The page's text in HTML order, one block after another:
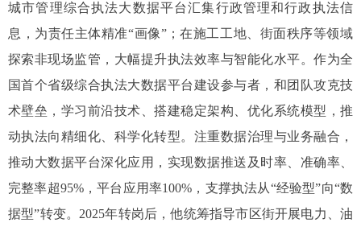
城市管理综合执法大数据平台汇集行政管理和行政执法信
息，为责任主体精准“画像”；在施工工地、街面秩序等领域
探索非现场监管，大幅提升执法效率与智能化水平。作为全
国首个省级综合执法大数据平台建设参与者，和团队攻克技
术壁垒，学习前沿技术、搭建稳定架构、优化系统模型，推
动执法向精细化、科学化转型。注重数据治理与业务融合，
推动大数据平台深化应用，实现数据推送及时率、准确率、
完整率超95%，平台应用率100%，支撑执法从“经验型”向“数
据型”转变。2025年转岗后，他统筹指导市区街开展电力、油